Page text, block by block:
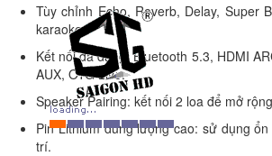
Tùy chỉnh Echo, Reverb, Delay, Super
karaoke.
Kết nối đa dạng: Bluetooth 5.3, HDMI
AUX, OTG Live.
Speaker Pairing: kết nối 2 loa để mở
Pin Lithium dung lượng cao: sử dụng
trí.